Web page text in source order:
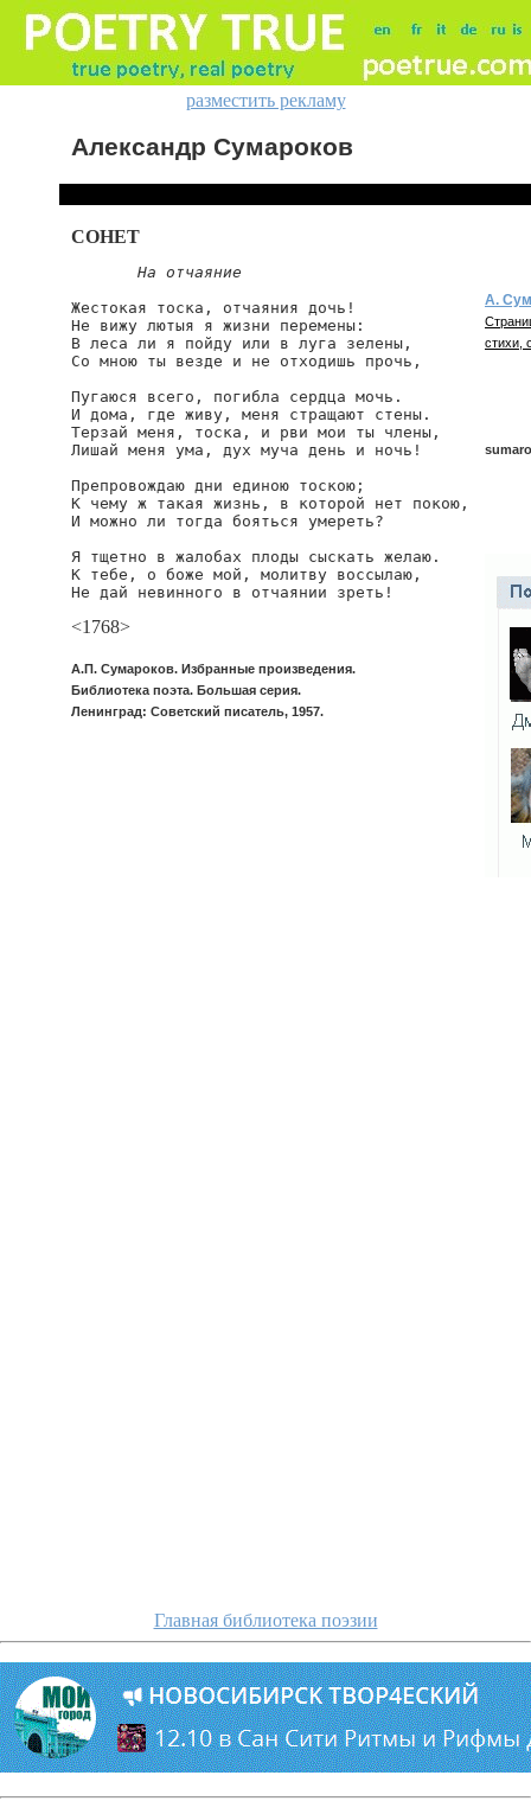
разместить рекламу
Александр Сумароков
СОНЕТ
На отчаяние
Жестокая тоска, отчаяния дочь!
Не вижу лютыя я жизни перемены:
В леса ли я пойду или в луга зелены,
Со мною ты везде и не отходишь прочь,
Пугаюся всего, погибла сердца мочь.
И дома, где живу, меня стращают стены.
Терзай меня, тоска, и рви мои ты члены,
Лишай меня ума, дух муча день и ночь!
Препровождаю дни единою тоскою;
К чему ж такая жизнь, в которой нет покою,
И можно ли тогда бояться умереть?
Я тщетно в жалобах плоды сыскать желаю.
К тебе, о боже мой, молитву воссылаю,
Не дай невинного в отчаянии зреть!
<1768>
А.П. Сумароков. Избранные произведения.
Библиотека поэта. Большая серия.
Ленинград: Советский писатель, 1957.
А.
стихи,
Главная библиотека поэзии